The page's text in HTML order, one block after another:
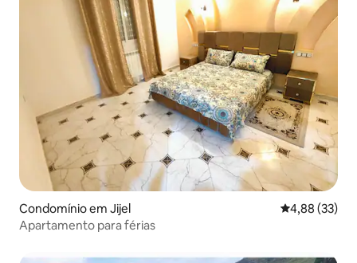
Condomínio em Jijel Classificação
4,88 (33)
Apartamento para férias